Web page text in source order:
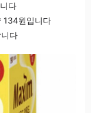
다
134원입니다
다